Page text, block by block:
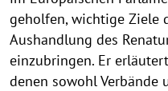
geholfen, wichtige Ziele
Aushandlung des
einzubringen. Er
denen sowohl Verbände